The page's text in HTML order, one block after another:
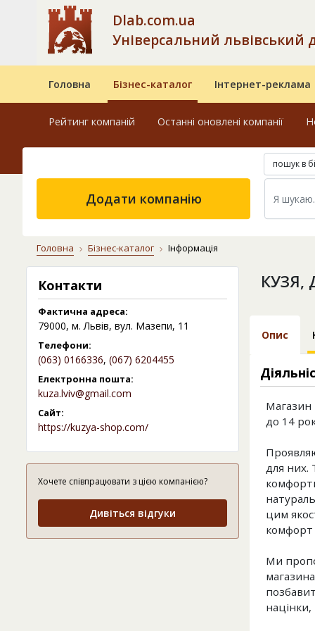
Dlab.com.ua
Універсальний львівський
Головна Бізнес-каталог Інтернет-реклама
Рейтинг компаній Останні оновлені компанії
пошук в
Додати компанію
Головна Бізнес-каталог Інформація
Контакти
Фактична адреса:
79000, м. Львів, вул. Мазепи, 11
Телефони:
(063) 0166336, (067) 6204455
Електронна пошта:
kuza.lviv@gmail.com
Сайт:
https://kuzya-shop.com/
Хочете співпрацювати з цією компанією?
Дивіться відгуки
КУЗЯ,
Опис
Магазин
до 14
для них.
цим
комфорт
Ми
націнки,